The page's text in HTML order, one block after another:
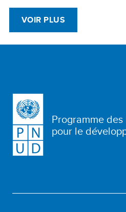
VOIR PLUS
Programme
pour le